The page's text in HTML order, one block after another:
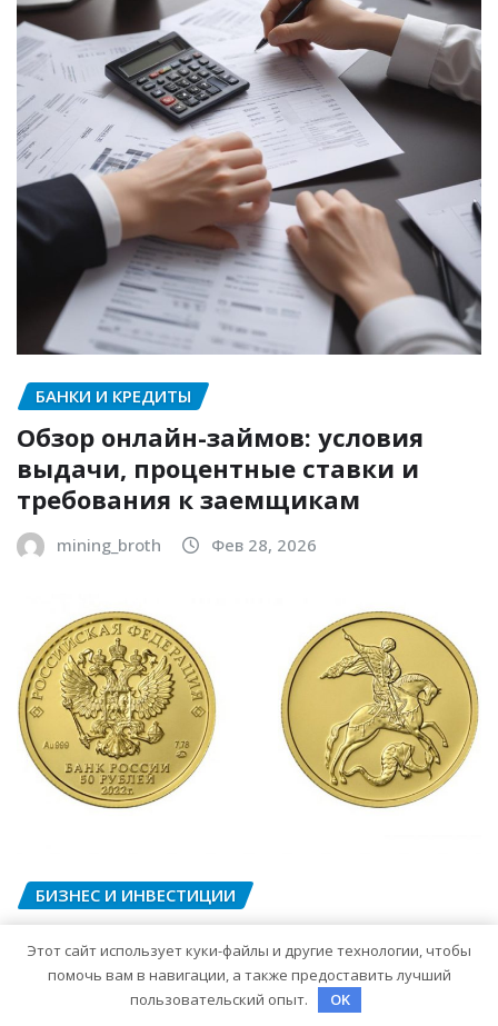
БАНКИ И КРЕДИТЫ
Обзор онлайн-займов: условия
выдачи, процентные ставки и
требования к заемщикам
mining_broth Фев 28, 2026
БИЗНЕС И ИНВЕСТИЦИИ
Инвестирование в российские
золотые монеты: подробное
руководство
Этот сайт использует куки-файлы и другие технологии, чтобы
помочь вам в навигации, а также предоставить лучший
пользовательский опыт.
OK